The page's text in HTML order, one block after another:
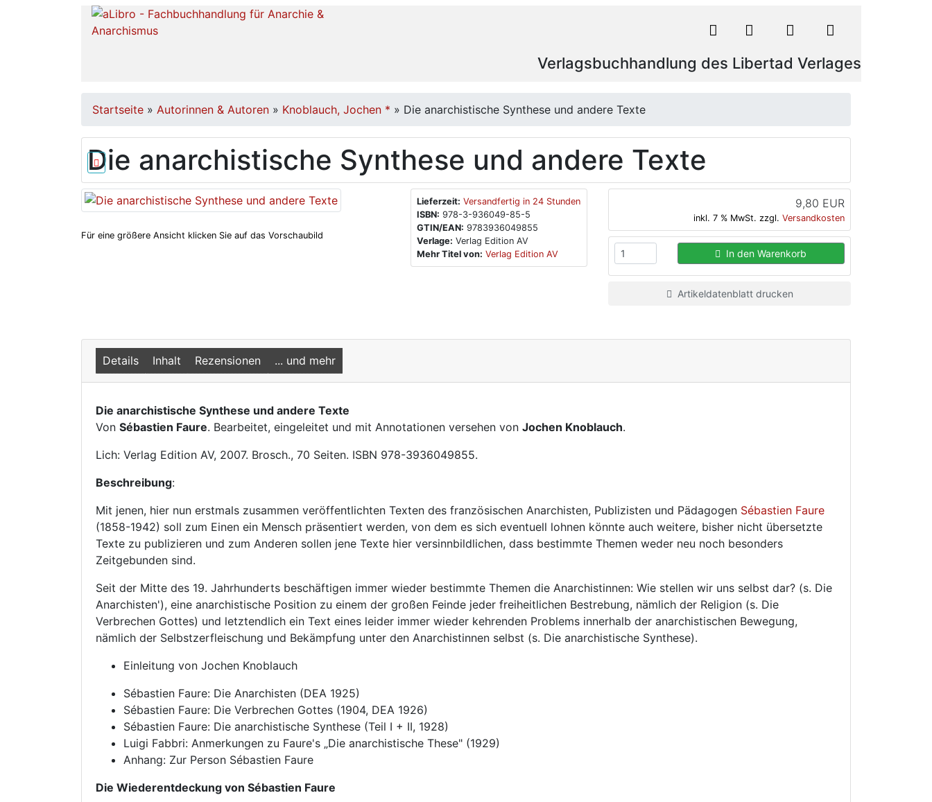
Verlagsbuchhandlung des Libertad Verlages
Startseite » Autorinnen & Autoren » Knoblauch, Jochen * » Die anarchistische Synthese und andere Texte
Die anarchistische Synthese und andere Texte
Für eine größere Ansicht klicken Sie auf das Vorschaubild
Lieferzeit: Versandfertig in 24 Stunden
ISBN: 978-3-936049-85-5
GTIN/EAN: 9783936049855
Verlage: Verlag Edition AV
Mehr Titel von: Verlag Edition AV
9,80 EUR
inkl. 7 % MwSt. zzgl. Versandkosten
In den Warenkorb
Artikeldatenblatt drucken
Details Inhalt Rezensionen ... und mehr
Die anarchistische Synthese und andere Texte
Von Sébastien Faure. Bearbeitet, eingeleitet und mit Annotationen versehen von Jochen Knoblauch.
Lich: Verlag Edition AV, 2007. Brosch., 70 Seiten. ISBN 978-3936049855.
Beschreibung:
Mit jenen, hier nun erstmals zusammen veröffentlichten Texten des französischen Anarchisten, Publizisten und Pädagogen Sébastien Faure
(1858-1942) soll zum Einen ein Mensch präsentiert werden, von dem es sich eventuell lohnen könnte auch weitere, bisher nicht übersetzte
Texte zu publizieren und zum Anderen sollen jene Texte hier versinnbildlichen, dass bestimmte Themen weder neu noch besonders
Zeitgebunden sind.
Seit der Mitte des 19. Jahrhunderts beschäftigen immer wieder bestimmte Themen die Anarchistinnen: Wie stellen wir uns selbst dar? (s. Die
Anarchisten'), eine anarchistische Position zu einem der großen Feinde jeder freiheitlichen Bestrebung, nämlich der Religion (s. Die
Verbrechen Gottes) und letztendlich ein Text eines leider immer wieder kehrenden Problems innerhalb der anarchistischen Bewegung,
nämlich der Selbstzerfleischung und Bekämpfung unter den Anarchistinnen selbst (s. Die anarchistische Synthese).
Einleitung von Jochen Knoblauch
Sébastien Faure: Die Anarchisten (DEA 1925)
Sébastien Faure: Die Verbrechen Gottes (1904, DEA 1926)
Sébastien Faure: Die anarchistische Synthese (Teil I + II, 1928)
Luigi Fabbri: Anmerkungen zu Faure's „Die anarchistische These" (1929)
Anhang: Zur Person Sébastien Faure
Die Wiederentdeckung von Sébastien Faure